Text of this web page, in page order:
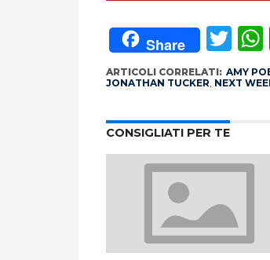
Share
ARTICOLI CORRELATI: AMY
JONATHAN TUCKER, NEXT
CONSIGLIATI PER TE